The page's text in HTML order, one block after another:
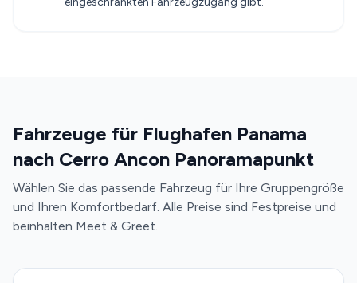
Fahrzeuge für Flughafen Panama
nach Cerro Ancon Panoramapunkt
Wählen Sie das passende Fahrzeug für Ihre Gruppengröße
und Ihren Komfortbedarf. Alle Preise sind Festpreise und
beinhalten Meet & Greet.